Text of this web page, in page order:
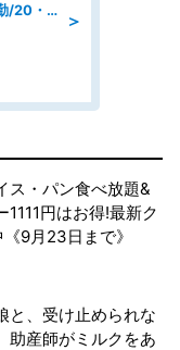
＞
検品・検査/高収入/日払いOK/日勤/20・30・40代活躍中/製造 工場
ス・パン食べ放題&
円はお得!最新ク
9月23日まで》
と、受け止められな
助産師がミルクをあ